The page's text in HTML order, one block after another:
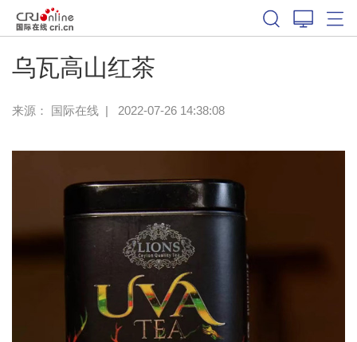
乌瓦高山红茶
来源： 国际在线| 2022-07-26 14:38:08